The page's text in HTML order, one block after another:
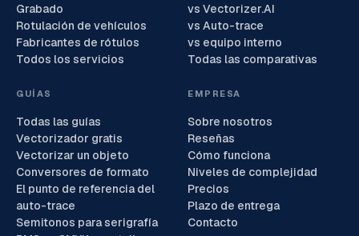
Grabado
Rotulación de vehículos
Fabricantes de rótulos
Todos los servicios
vs Vectorizer.AI
vs Auto-trace
vs equipo interno
Todas las comparativas
GUÍAS
Todas las guías
Vectorizador gratis
Vectorizar un objeto
Conversores de formato
El punto de referencia del
auto-trace
Semitonos para serigrafía
EMPRESA
Sobre nosotros
Reseñas
Cómo funciona
Niveles de complejidad
Precios
Plazo de entrega
Contacto